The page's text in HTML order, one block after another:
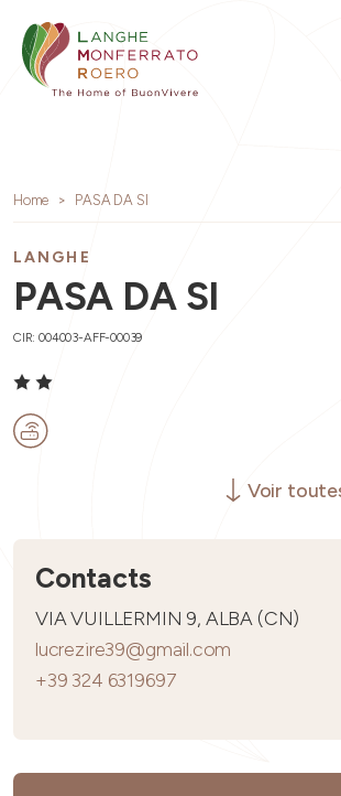
Home PASA DA SI
LANGHE
PASA DA SI
CIR: 004003-AFF-00039
Voir
Contacts
VIA VUILLERMIN 9, ALBA (CN)
lucrezire39@gmail.com
+39 324 6319697